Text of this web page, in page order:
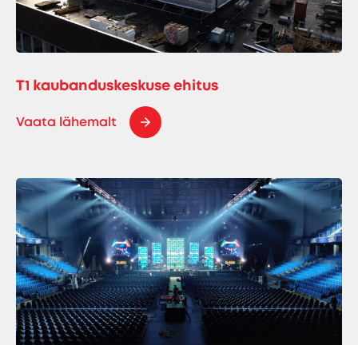
T1 kaubanduskeskuse ehitus
Vaata lähemalt